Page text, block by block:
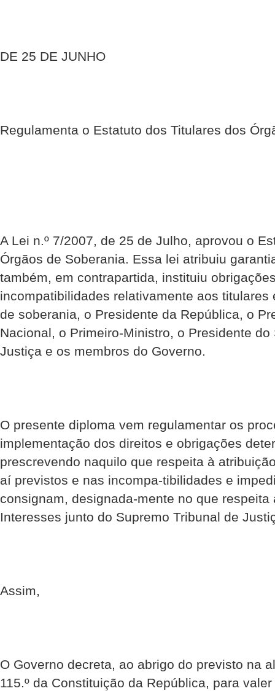
DE 25 DE JUNHO
Regulamenta o Estatuto dos Titulares dos
A Lei n.º 7/2007, de 25 de Julho, aprovou o
Órgãos de Soberania. Essa lei atribuiu
também, em contrapartida, instituiu
incompatibilidades relativamente aos titulares
de soberania, o Presidente da República, o
Nacional, o Primeiro-Ministro, o Presidente
Justiça e os membros do Governo.
O presente diploma vem regulamentar os
implementação dos direitos e obrigações
prescrevendo naquilo que respeita à
aí previstos e nas incompa-tibilidades e
consignam, designada-mente no que respeita
Interesses junto do Supremo Tribunal de
Assim,
O Governo decreta, ao abrigo do previsto na
115.º da Constituição da República, para